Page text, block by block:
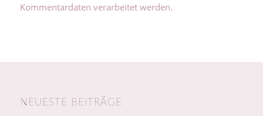
Kommentardaten verarbeitet werden.
NEUESTE BEITRÄGE